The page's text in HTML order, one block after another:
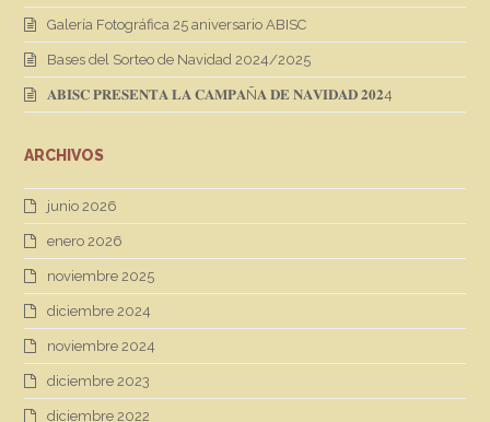
Galería Fotográfica 25 aniversario ABISC
Bases del Sorteo de Navidad 2024/2025
𝐀𝐁𝐈𝐒𝐂 𝐏𝐑𝐄𝐒𝐄𝐍𝐓𝐀 𝐋𝐀 𝐂𝐀𝐌𝐏𝐀Ñ𝐀 𝐃𝐄 𝐍𝐀𝐕𝐈𝐃𝐀𝐃 𝟐𝟎𝟐4
ARCHIVOS
junio 2026
enero 2026
noviembre 2025
diciembre 2024
noviembre 2024
diciembre 2023
diciembre 2022